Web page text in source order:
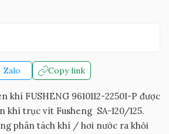
Zalo Copy link
khí FUSHENG 9610112-22501-P được
khí trục vít Fusheng SA-120/125.
phân tách khí / hơi nước ra khỏi